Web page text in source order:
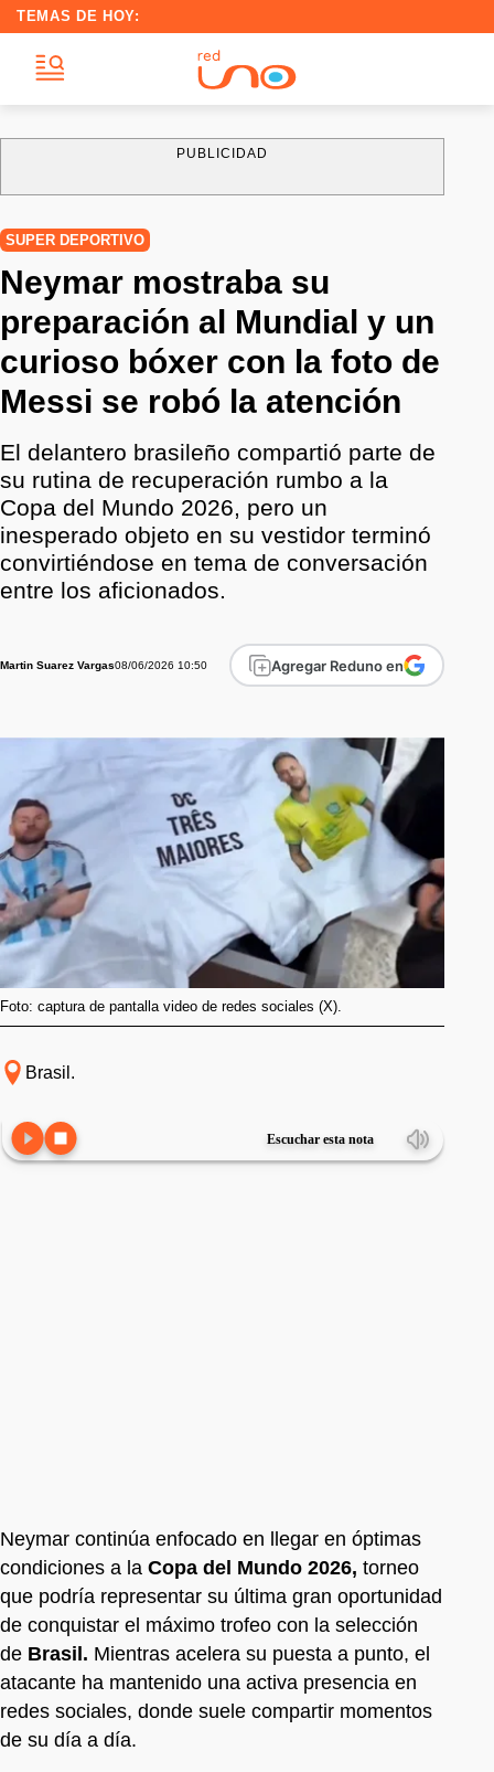
TEMAS DE HOY:
PUBLICIDAD
SUPER DEPORTIVO
Neymar mostraba su
preparación al Mundial y un
curioso bóxer con la foto de
Messi se robó la atención
El delantero brasileño compartió parte de
su rutina de recuperación rumbo a la
Copa del Mundo 2026, pero un
inesperado objeto en su vestidor terminó
convirtiéndose en tema de conversación
entre los aficionados.
Martin Suarez Vargas08/06/2026 10:50 Agregar Reduno en
Foto: captura de pantalla video de redes sociales (X).
Brasil.
Escuchar esta nota
Neymar continúa enfocado en llegar en óptimas
condiciones a la Copa del Mundo 2026, torneo
que podría representar su última gran oportunidad
de conquistar el máximo trofeo con la selección
de Brasil. Mientras acelera su puesta a punto, el
atacante ha mantenido una activa presencia en
redes sociales, donde suele compartir momentos
de su día a día.